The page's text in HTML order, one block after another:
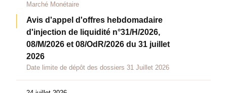
Marché Monétaire
Avis d'appel d'offres hebdomadaire
d'injection de liquidité n°31/H/2026,
08/M/2026 et 08/OdR/2026 du 31 juillet
2026
Date limite de dépôt des dossiers 31 Juillet 2026